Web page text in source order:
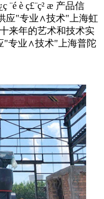
¨é è ç£¨ç² æ 产品信
供应"专业∧技术"上海虹
来年的艺术和技术实
"专业∧技术"上海普陀